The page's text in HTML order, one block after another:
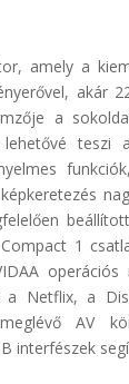
amely a
, akár
a
lehetővé
Compact 1
operációs
a Netflix, a
AV
interfészek